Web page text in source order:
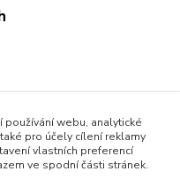
používání webu, analytické
pro účely cílení reklamy
vlastních preferencí
ve spodní části stránek.